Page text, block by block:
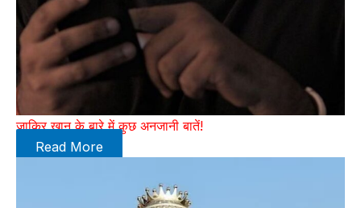
जाकिर खान के बारे में कुछ अनजानी बातें!
Read More